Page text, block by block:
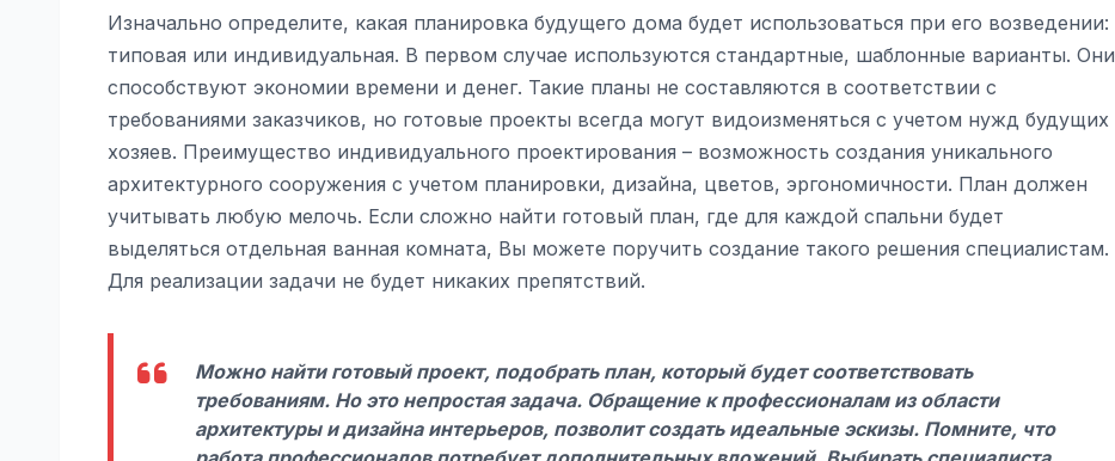
Изначально определите, какая планировка будущего дома будет использоваться при его возведении:
типовая или индивидуальная. В первом случае используются стандартные, шаблонные варианты. Они
способствуют экономии времени и денег. Такие планы не составляются в соответствии с
требованиями заказчиков, но готовые проекты всегда могут видоизменяться с учетом нужд будущих
хозяев. Преимущество индивидуального проектирования – возможность создания уникального
архитектурного сооружения с учетом планировки, дизайна, цветов, эргономичности. План должен
учитывать любую мелочь. Если сложно найти готовый план, где для каждой спальни будет
выделяться отдельная ванная комната, Вы можете поручить создание такого решения специалистам.
Для реализации задачи не будет никаких препятствий.
Можно найти готовый проект, подобрать план, который будет соответствовать
требованиям. Но это непростая задача. Обращение к профессионалам из области
архитектуры и дизайна интерьеров, позволит создать идеальные эскизы. Помните, что